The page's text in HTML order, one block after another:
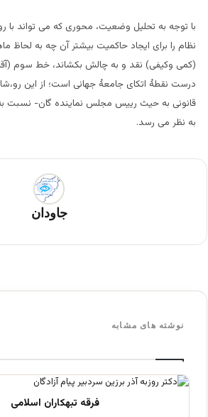
با توجه به تحلیل وضعیت، محوری که می تواند
نظام را برای ایجاد حاکمیت بیشتر آن چه به لحاظ
(کمی وکیفی) نقد و به چالش بکشاند، خط سوم
درست نقطۀ اتکای جامعۀ جهانی است؛ از این
قانونی به حیث رییس مجلس نماینده گان- نسبت
به نظر می رسد.
جاودان
نوشته های مشابه